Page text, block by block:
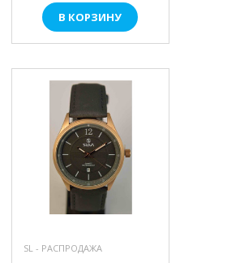
В КОРЗИНУ
SL - РАСПРОДАЖА